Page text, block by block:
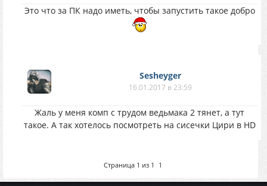
Это что за ПК надо иметь, чтобы запустить такое добро
Sesheyger
16.01.2017 в 23:59
Жаль у меня комп с трудом ведьмака 2 тянет, а тут
такое. А так хотелось посмотреть на сисечки Цири в HD
Страница 1 из 1 1